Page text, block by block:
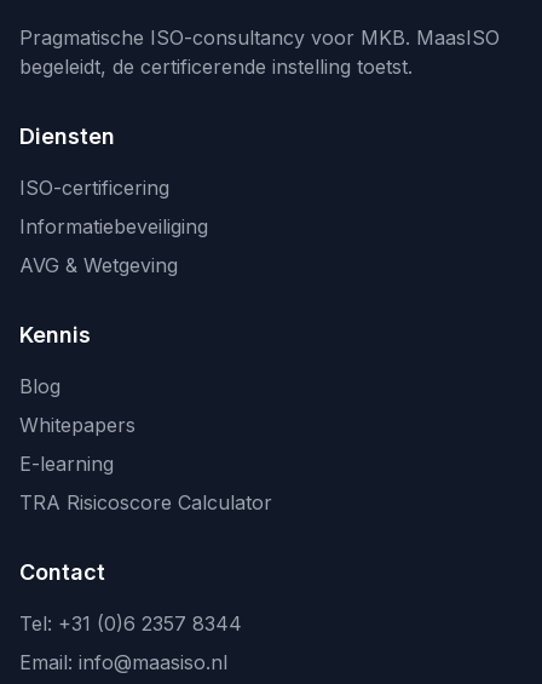
Pragmatische ISO-consultancy voor MKB. MaasISO
begeleidt, de certificerende instelling toetst.
Diensten
ISO-certificering
Informatiebeveiliging
AVG & Wetgeving
Kennis
Blog
Whitepapers
E-learning
TRA Risicoscore Calculator
Contact
Tel: +31 (0)6 2357 8344
Email: info@maasiso.nl